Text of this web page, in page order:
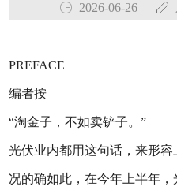
2026-06-26
PREFACE
编者按
“淘金子，不如卖铲子。”
光伏业内都用这句话，来形
况的确如此，在今年上半年